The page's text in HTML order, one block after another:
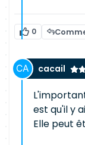
0
cacail
est qu'il y
Elle peut